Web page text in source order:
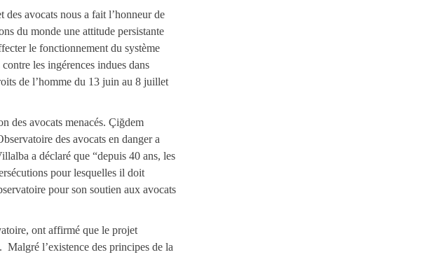
avocats nous a fait l’honneur de
du monde une attitude persistante
le fonctionnement du système
les ingérences indues dans
de l’homme du 13 juin au 8 juillet
des avocats menacés. Çiğdem
des avocats en danger a
a déclaré que “depuis 40 ans, les
pour lesquelles il doit
pour son soutien aux avocats
ont affirmé que le projet
Malgré l’existence des principes de la